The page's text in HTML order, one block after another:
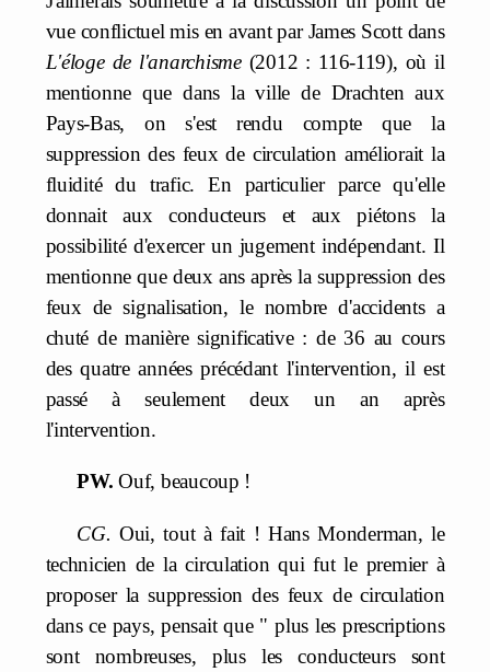
vue conflictuel mis en avant par James Scott dans
L'éloge de l'anarchisme (2012 : 116-119), où il
mentionne que dans la ville de Drachten aux
Pays-Bas, on s'est rendu compte que la
suppression des feux de circulation améliorait la
fluidité du trafic. En particulier parce qu'elle
donnait aux conducteurs et aux piétons la
possibilité d'exercer un jugement indépendant. Il
mentionne que deux ans après la suppression des
feux de signalisation, le nombre d'accidents a
chuté de manière significative : de 36 au cours
des quatre années précédant l'intervention, il est
passé à seulement deux un an après
l'intervention.
PW.Ouf, beaucoup !
CG.Oui, tout à fait ! Hans Monderman, le
technicien de la circulation qui fut le premier à
proposer la suppression des feux de circulation
dans ce pays, pensait que " plus les prescriptions
sont nombreuses, plus les conducteurs sont